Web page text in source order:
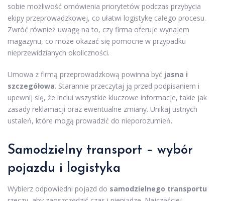
sobie możliwość omówienia priorytetów podczas przybycia
ekipy przeprowadzkowej, co ułatwi logistykę całego procesu.
Zwróć również uwagę na to, czy firma oferuje wynajem
magazynu, co może okazać się pomocne w przypadku
nieprzewidzianych okoliczności.
Umowa z firmą przeprowadzkową powinna być jasna i
szczegółowa. Starannie przeczytaj ją przed podpisaniem i
upewnij się, że inclui wszystkie kluczowe informacje, takie jak
zasady reklamacji oraz ewentualne zmiany. Unikaj ustnych
ustaleń, które mogą prowadzić do nieporozumień.
Samodzielny transport – wybór
pojazdu i logistyka
Wybierz odpowiedni pojazd do samodzielnego transportu